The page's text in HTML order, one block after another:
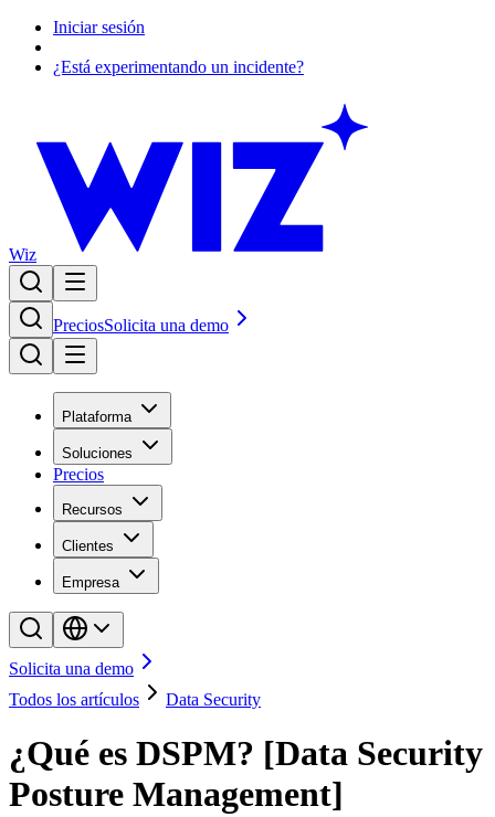
Iniciar sesión
¿Está experimentando un incidente?
Wiz
PreciosSolicita una demo
Plataforma
Soluciones
Precios
Recursos
Clientes
Empresa
Solicita una demo
Todos los artículos
Data Security
¿Qué es DSPM? [Data Security
Posture Management]